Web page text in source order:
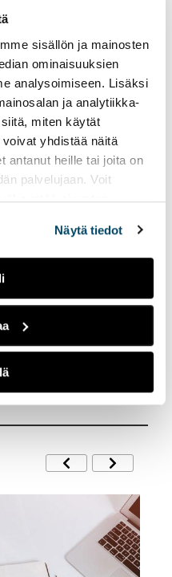
sisällön ja mainosten
ominaisuuksien
analysoimiseen. Lisäksi
ja analytiikka-
miten käytät
yhdistää näitä
antanut heille tai joita on
palvelujaan. Voit
sivuston
Näytä tiedot
José
TAMK tiimi: Carita
EDU), Sisko Mällinen
näkökulmasta
vuosien
olleilta
paljon kuin he
Heinonen
medianomi,
TAMK EDU,
/